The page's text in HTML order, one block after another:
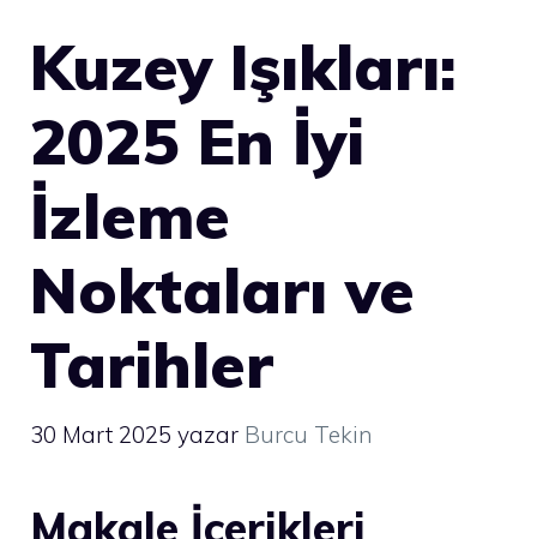
Kuzey Işıkları:
2025 En İyi
İzleme
Noktaları ve
Tarihler
30 Mart 2025 yazar Burcu Tekin
Makale İçerikleri